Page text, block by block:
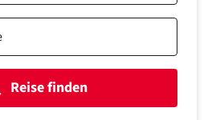
Reise finden